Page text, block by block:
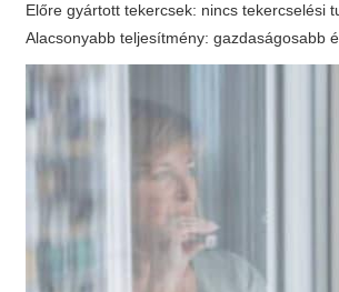
Előre gyártott tekercsek: nincs tekercselési
Alacsonyabb teljesítmény: gazdaságosabb